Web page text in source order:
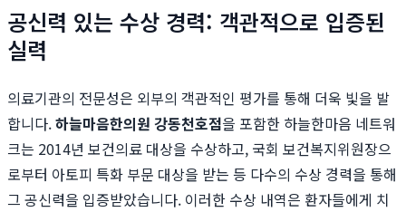
공신력 있는 수상 경력: 객관적으로 입증된
실력
의료기관의 전문성은 외부의 객관적인 평가를 통해 더욱 빛을 발
합니다.하늘마음한의원 강동천호점을 포함한 하늘한마음 네트워
크는 2014년 보건의료 대상을 수상하고, 국회 보건복지위원장으
로부터 아토피 특화 부문 대상을 받는 등 다수의 수상 경력을 통해
그 공신력을 입증받았습니다. 이러한 수상 내역은 환자들에게 치